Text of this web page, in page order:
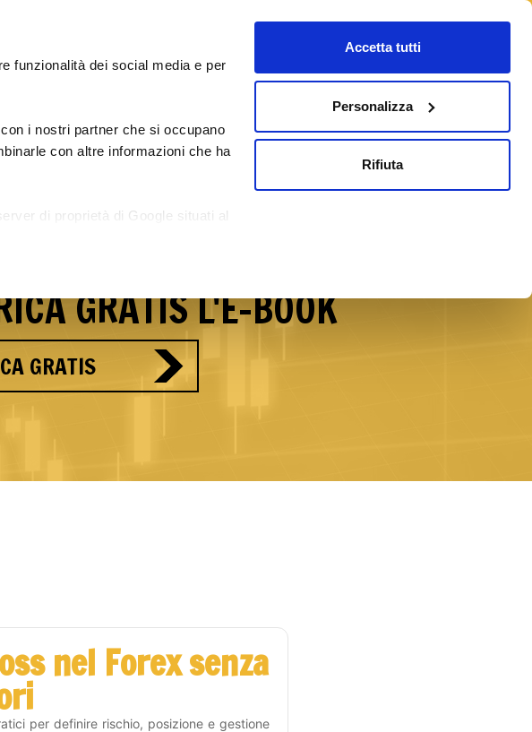
funzionalità dei social media e per
i nostri partner che si occupano
con altre informazioni che ha
di proprietà di Google situati al
Accetta tutti
Personalizza
Rifiuta
Academy 29/09/2026 Corsi Forex Online Blog
i segreti del Forex con
GRATIS L'E-BOOK
GRATIS
nel Forex senza
per definire rischio, posizione e gestione